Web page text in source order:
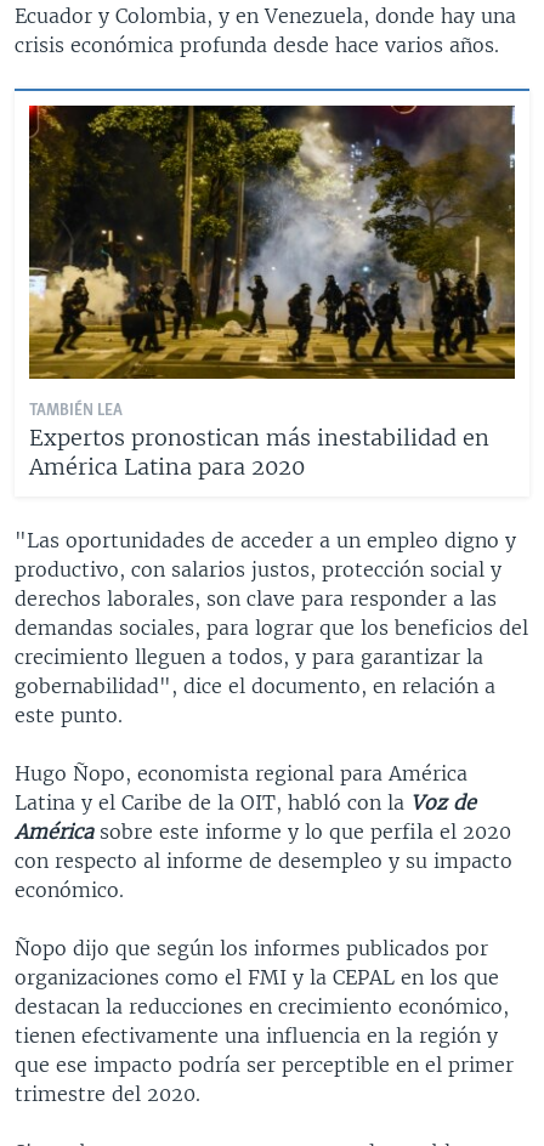
Ecuador y Colombia, y en Venezuela, donde hay una
crisis económica profunda desde hace varios años.
TAMBIÉN LEA
Expertos pronostican más inestabilidad en
América Latina para 2020
"Las oportunidades de acceder a un empleo digno y
productivo, con salarios justos, protección social y
derechos laborales, son clave para responder a las
demandas sociales, para lograr que los beneficios del
crecimiento lleguen a todos, y para garantizar la
gobernabilidad", dice el documento, en relación a
este punto.
Hugo Ñopo, economista regional para América
Latina y el Caribe de la OIT, habló con la Voz de
Américasobre este informe y lo que perfila el 2020
con respecto al informe de desempleo y su impacto
económico.
Ñopo dijo que según los informes publicados por
organizaciones como el FMI y la CEPAL en los que
destacan la reducciones en crecimiento económico,
tienen efectivamente una influencia en la región y
que ese impacto podría ser perceptible en el primer
trimestre del 2020.